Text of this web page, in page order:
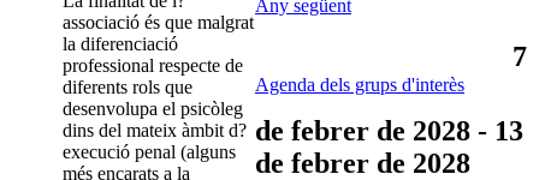
associació és que malgrat
la diferenciació
professional respecte de
diferents rols que
desenvolupa el psicòleg
dins del mateix àmbit d?
execució penal (alguns
més encarats a la
Any següent
Agenda dels grups d'interès
7
de febrer de 2028 - 13
de febrer de 2028